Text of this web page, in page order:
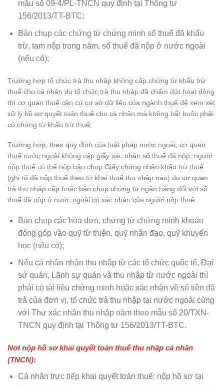
mẫu số 09-4/PL-TNCN quy định tại Thông tư
156/2013/TT-BTC;
Bản chụp các chứng từ chứng minh số thuế đã khấu
trừ, tạm nộp trong năm, số thuế đã nộp ở nước ngoài
(nếu có);
Trường hợp tổ chức trả thu nhập không cấp chứng từ khấu trừ
thuế cho cá nhân do tổ chức trả thu nhập đã chấm dứt hoạt động
thì cơ quan thuế căn cứ cơ sở dữ liệu của ngành thuế để xem xét
xử lý hồ sơ quyết toán thuế cho cá nhân mà không bắt buộc phải
có chứng từ khấu trừ thuế;
Trường hợp, theo quy định của luật pháp nước ngoài, cơ quan
thuế nước ngoài không cấp giấy xác nhận số thuế đã nộp, người
nộp thuế có thể nộp bản chụp Giấy chứng nhận khấu trừ thuế
(ghi rõ đã nộp thuế theo tờ khai thuế thu nhập nào) do cơ quan
trả thu nhập cấp hoặc bản chụp chứng từ ngân hàng đối với số
thuế đã nộp ở nước ngoài có xác nhận của người nộp thuế;
Bản chụp các hóa đơn, chứng từ chứng minh khoản
đóng góp vào quỹ từ thiện, quỹ nhân đạo, quỹ khuyến
học (nếu có);
Nếu cá nhân nhận thu nhập từ các tổ chức quốc tế, Đại
sứ quán, Lãnh sự quán và thu nhập từ nước ngoài thì
phải có tài liệu chứng minh hoặc xác nhận về số tiền đã
trả của đơn vị, tổ chức trả thu nhập tại nước ngoài cùng
với Thư xác nhận thu nhập năm theo mẫu số 20/TXN-
TNCN quy định tại Thông tư 156/2013/TT-BTC.
Nơi nộp hồ sơ khai quyết toán thuế thu nhập cá nhân
(TNCN):
Cá nhân trực tiếp khai quyết toán thuế: nộp hồ sơ tại